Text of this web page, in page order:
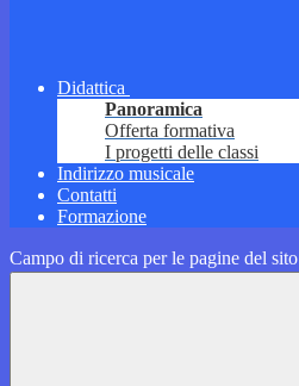
Didattica
Panoramica
Offerta formativa
I progetti delle classi
Indirizzo musicale
Contatti
Formazione
Campo di ricerca per le pagine del sito